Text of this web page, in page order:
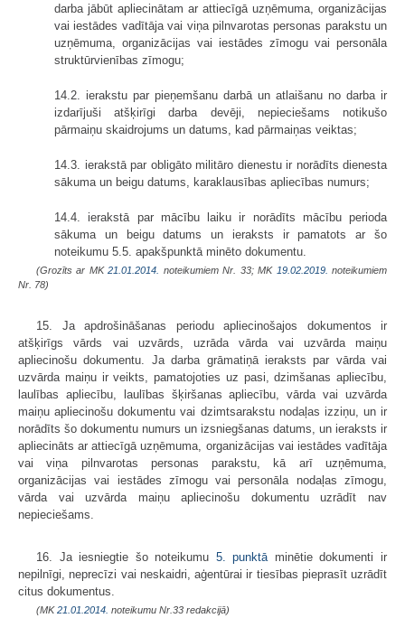
darba jābūt apliecinātam ar attiecīgā uzņēmuma, organizācijas
vai iestādes vadītāja vai viņa pilnvarotas personas parakstu un
uzņēmuma, organizācijas vai iestādes zīmogu vai personāla
struktūrvienības zīmogu;
14.2. ierakstu par pieņemšanu darbā un atlaišanu no darba ir
izdarījuši atšķirīgi darba devēji, nepieciešams notikušo
pārmaiņu skaidrojums un datums, kad pārmaiņas veiktas;
14.3. ierakstā par obligāto militāro dienestu ir norādīts dienesta
sākuma un beigu datums, karaklausības apliecības numurs;
14.4. ierakstā par mācību laiku ir norādīts mācību perioda
sākuma un beigu datums un ieraksts ir pamatots ar šo
noteikumu 5.5. apakšpunktā minēto dokumentu.
(Grozīts ar MK21.01.2014. noteikumiem Nr. 33; MK 19.02.2019. noteikumiem
Nr. 78)
15. Ja apdrošināšanas periodu apliecinošajos dokumentos ir
atšķirīgs vārds vai uzvārds, uzrāda vārda vai uzvārda maiņu
apliecinošu dokumentu. Ja darba grāmatiņā ieraksts par vārda vai
uzvārda maiņu ir veikts, pamatojoties uz pasi, dzimšanas apliecību,
laulības apliecību, laulības šķiršanas apliecību, vārda vai uzvārda
maiņu apliecinošu dokumentu vai dzimtsarakstu nodaļas izziņu, un ir
norādīts šo dokumentu numurs un izsniegšanas datums, un ieraksts ir
apliecināts ar attiecīgā uzņēmuma, organizācijas vai iestādes vadītāja
vai viņa pilnvarotas personas parakstu, kā arī uzņēmuma,
organizācijas vai iestādes zīmogu vai personāla nodaļas zīmogu,
vārda vai uzvārda maiņu apliecinošu dokumentu uzrādīt nav
nepieciešams.
16. Ja iesniegtie šo noteikumu 5. punktāminētie dokumenti ir
nepilnīgi, neprecīzi vai neskaidri, aģentūrai ir tiesības pieprasīt uzrādīt
citus dokumentus.
(MK21.01.2014. noteikumu Nr.33 redakcijā)